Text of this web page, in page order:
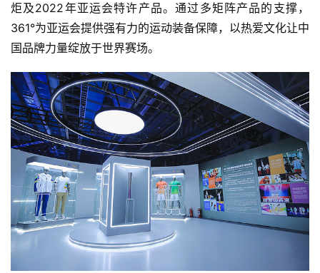
炬及2022年亚运会特许产品。通过多矩阵产品的支撑，
361°为亚运会提供强有力的运动装备保障，以热爱文化让中
国品牌力量绽放于世界赛场。